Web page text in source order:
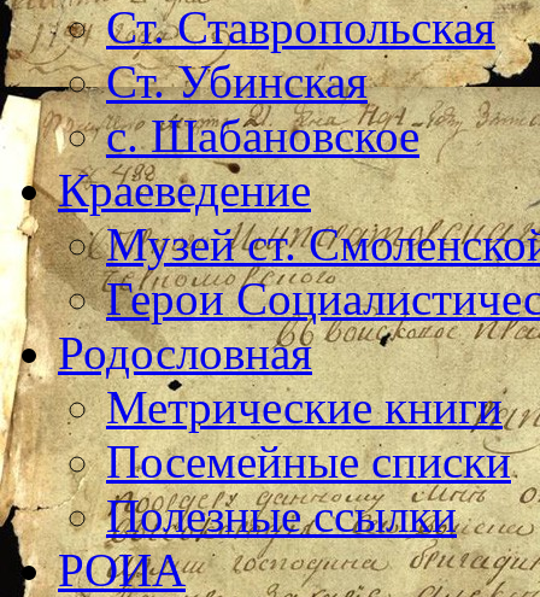
Ст. Ставропольская
Ст. Убинская
с. Шабановское
Краеведение
Музей ст.
Герои
Родословная
Метрические книги
Посемейные списки
Полезные ссылки
РОИА